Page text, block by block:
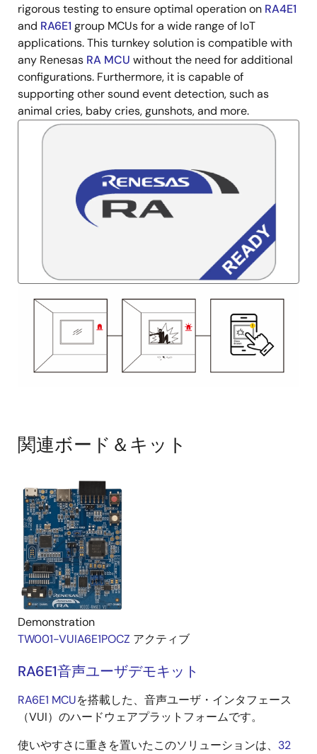
rigorous testing to ensure optimal operation on RA4E1
and RA6E1 group MCUs for a wide range of IoT
applications. This turnkey solution is compatible with
any Renesas RA MCU without the need for additional
configurations. Furthermore, it is capable of
supporting other sound event detection, such as
animal cries, baby cries, gunshots, and more.
関連ボード＆キット
Demonstration
TW001-VUIA6E1POCZ アクティブ
RA6E1音声ユーザデモキット
RA6E1 MCUを搭載した、音声ユーザ・インタフェース
（VUI）のハードウェアプラットフォームです。
使いやすさに重きを置いたこのソリューションは、 32